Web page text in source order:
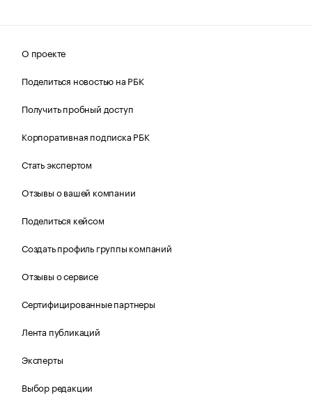
О проекте
Поделиться новостью на РБК
Получить пробный доступ
Корпоративная подписка РБК
Стать экспертом
Отзывы о вашей компании
Поделиться кейсом
Создать профиль группы компаний
Отзывы о сервисе
Сертифицированные партнеры
Лента публикаций
Эксперты
Выбор редакции